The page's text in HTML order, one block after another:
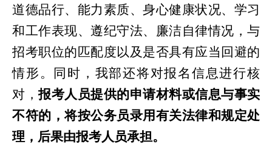
道德品行、能力素质、身心健康状况、学习
和工作表现、遵纪守法、廉洁自律情况，与
招考职位的匹配度以及是否具有应当回避的
情形。同时，我部还将对报名信息进行核
对，报考人员提供的申请材料或信息与事实
不符的，将按公务员录用有关法律和规定处
理，后果由报考人员承担。